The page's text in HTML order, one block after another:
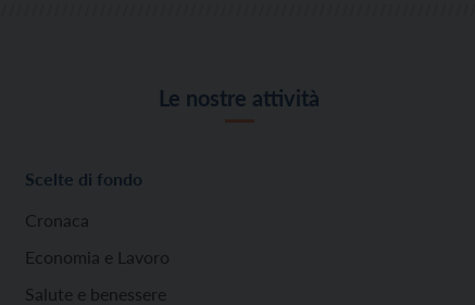
Le nostre attività
Scelte di fondo
Cronaca
Economia e Lavoro
Salute e benessere